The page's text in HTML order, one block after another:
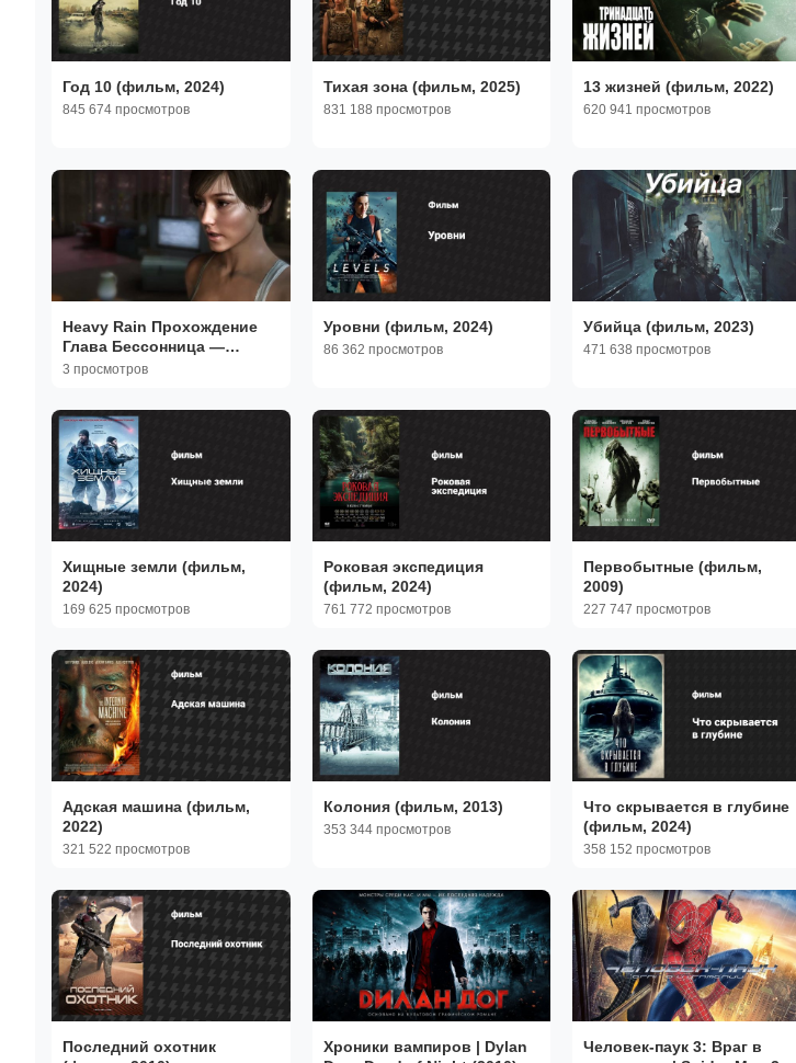
Год 10 (фильм, 2024)
845 674 просмотров
Тихая зона (фильм, 2025)
831 188 просмотров
13 жизней (фильм, 2022)
620 941 просмотров
Heavy Rain Прохождение
Глава Бессонница —
Кошмар Мэдисон Пейдж
3 просмотров
Уровни (фильм, 2024)
86 362 просмотров
Убийца (фильм, 2023)
471 638 просмотров
Хищные земли (фильм,
2024)
169 625 просмотров
Роковая экспедиция
(фильм, 2024)
761 772 просмотров
Первобытные (фильм,
2009)
227 747 просмотров
Адская машина (фильм,
2022)
321 522 просмотров
Колония (фильм, 2013)
353 344 просмотров
Что скрывается в глубине
(фильм, 2024)
358 152 просмотров
Последний охотник
Хроники вампиров | Dylan
Человек-паук 3: Враг в